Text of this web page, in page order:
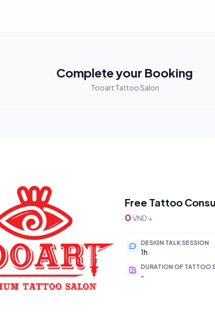
Complete your Booking
Tooart Tattoo Salon
Free Tattoo
0 VND +
DESIGN TALK SESSION
1h
DURATION OF TATTOO
-